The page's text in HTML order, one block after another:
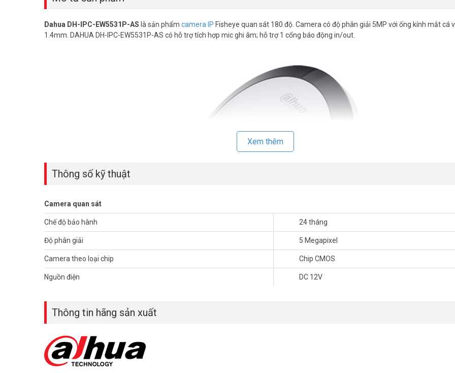
Dahua DH-IPC-EW5531P-AS là sản phẩm camera IP Fisheye quan sát 180 độ. Camera có độ phân giải 5MP với ống kính mắt cá
1.4mm. DAHUA DH-IPC-EW5531P-AS có hỗ trợ tích hợp mic ghi âm; hỗ trợ 1 cổng báo động in/out.
Với chức năng quan sát rộng, DH-IPC-EW5531P-AS sẽ giúp bạn tiết kiệm chi phí so với lắp 1 hệ thống camera cho góc quan sát cố
hợp lắp đặt cho các shop thời trang, siêu thị mini, văn phòng công ty.
Thông số kỹ thuật camera IP Fisheye 5MP DAHUA DH-IPC-EW5531P-AS
– Độ phân giải 5 MPixel cảm biến STARVIS™ CMOS kích thước 1/2.7”.
– 25fps@5MP(2592×1944) ,25/30fps@3MP(2048×1520).
Xem thêm
Thông số kỹ thuật
Camera quan sát
Chế độ bảo hành 24 tháng
Độ phân giải 5 Megapixel
Camera theo loại chip Chip CMOS
Nguồn điện DC 12V
Thông tin hãng sản xuất